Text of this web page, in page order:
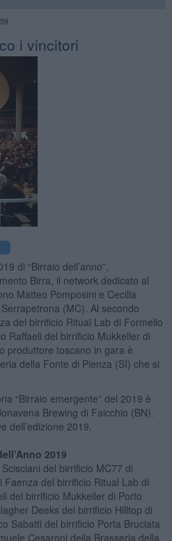
i vincitori
di “Birraio dell’anno”,
Birra, il network dedicato al
Matteo Pomposini e Cecilia
(MC). Al secondo
del birrificio Ritual Lab di Formello
Raffaeli del birrificio Mukkeller di
produttore toscano in gara è
della Fonte di Pienza (SI) che si
“Birraio emergente” del 2019 è
Brewing di Faicchio (BN).
dell’edizione 2019.
2019
del birrificio MC77 di
del birrificio Ritual Lab di
del birrificio Mukkeller di Porto
Deeks del birrificio Hilltop di
Sabatti del birrificio Porta Bruciata
Cesaroni della Brasseria della